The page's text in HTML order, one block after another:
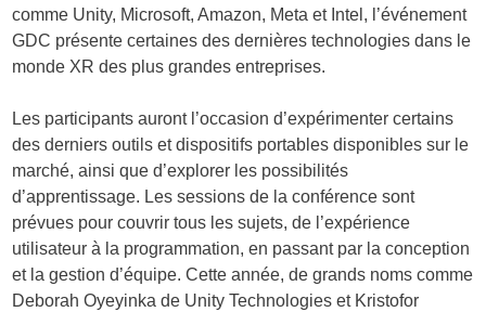
comme Unity, Microsoft, Amazon, Meta et Intel, l’événement
GDC présente certaines des dernières technologies dans le
monde XR des plus grandes entreprises.
Les participants auront l’occasion d’expérimenter certains
des derniers outils et dispositifs portables disponibles sur le
marché, ainsi que d’explorer les possibilités
d’apprentissage. Les sessions de la conférence sont
prévues pour couvrir tous les sujets, de l’expérience
utilisateur à la programmation, en passant par la conception
et la gestion d’équipe. Cette année, de grands noms comme
Deborah Oyeyinka de Unity Technologies et Kristofor